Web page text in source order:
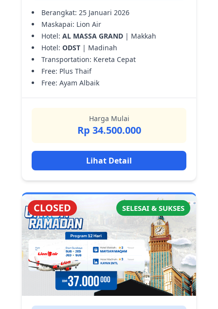
Berangkat: 25 Januari 2026
Maskapai: Lion Air
Hotel: AL MASSA GRAND | Makkah
Hotel: ODST | Madinah
Transportation: Kereta Cepat
Free: Plus Thaif
Free: Ayam Albaik
Harga Mulai
Rp 34.500.000
Lihat Detail
CLOSED SELESAI & SUKSES